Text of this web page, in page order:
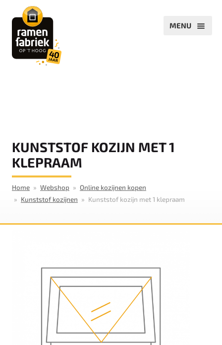
KUNSTSTOF KOZIJN MET 1
KLEPRAAM
Home Webshop
Online kozijnen kopen
Kunststof kozijnen
Kunststof kozijn met 1 klepraam